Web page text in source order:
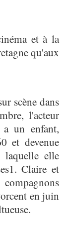
et à la
qu'aux
scène dans
l'acteur
un enfant,
et devenue
laquelle elle
Claire et
en juin